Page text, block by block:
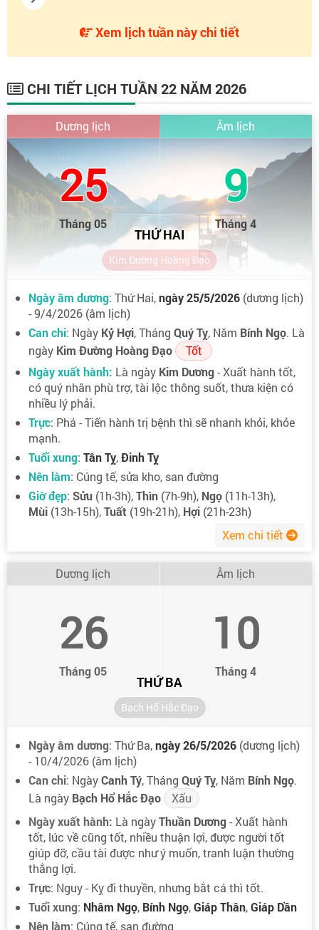
Xem lịch tuần này chi tiết
CHI TIẾT LỊCH TUẦN 22 NĂM 2026
Dương lịch
25
Tháng 05
Âm lịch
9
Tháng 4
THỨ HAI
Kim Đường Hoàng Đạo
Ngày âm dương: Thứ Hai,ngày 25/5/2026 (dương lịch)
- 9/4/2026 (âm lịch)
Can chi: Ngày Kỷ Hợi, Tháng Quý Tỵ, Năm Bính Ngọ. Là
ngày Kim Đường Hoàng Đạo
Tốt
Ngày xuất hành: Là ngày Kim Dương- Xuất hành tốt,
có quý nhân phù trợ, tài lộc thông suốt, thưa kiện có
nhiều lý phải.
Trực: Phá - Tiến hành trị bệnh thì sẽ nhanh khỏi, khỏe
mạnh.
Tuổi xung: Tân Tỵ,Đinh Tỵ
Nên làm: Cúng tế, sửa kho, san đường
Giờ đẹp: Sửu (1h-3h),Thìn (7h-9h), Ngọ (11h-13h),
Mùi (13h-15h),Tuất (19h-21h), Hợi (21h-23h)
Xem chi tiết
Dương lịch
26
Tháng 05
Âm lịch
10
Tháng 4
THỨ BA
Bạch Hổ Hắc Đạo
Ngày âm dương: Thứ Ba,ngày 26/5/2026 (dương lịch)
- 10/4/2026 (âm lịch)
Can chi: NgàyCanh Tý, Tháng Quý Tỵ, Năm Bính Ngọ.
Là ngày Bạch Hổ Hắc Đạo
Xấu
Ngày xuất hành: Là ngàyThuần Dương- Xuất hành
tốt, lúc về cũng tốt, nhiều thuận lợi, được người tốt
giúp đỡ, cầu tài được như ý muốn, tranh luận thường
thắng lợi.
Trực: Nguy - Kỵ đi thuyền, nhưng bắt cá thì tốt.
Tuổi xung: Nhâm Ngọ, Bính Ngọ,Giáp Thân,Giáp Dần
Nên làm: Cúng tế, san đường